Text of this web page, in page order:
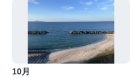
10月